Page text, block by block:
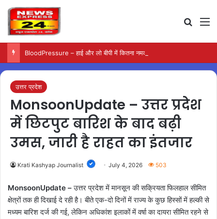
उत्तर प्रदेश
MonsoonUpdate – उत्तर प्रदेश
में छिटपुट बारिश के बाद बढ़ी
उमस, जारी है राहत का इंतजार
Krati Kashyap Journalist July 4, 2026 503
MonsoonUpdate –उत्तर प्रदेश में मानसून की सक्रियता फिलहाल सीमित
क्षेत्रों तक ही दिखाई दे रही है। बीते एक-दो दिनों में राज्य के कुछ हिस्सों में हल्की से
मध्यम बारिश दर्ज की गई, लेकिन अधिकांश इलाकों में वर्षा का दायरा सीमित रहने से